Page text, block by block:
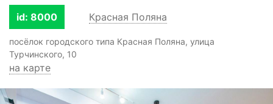
id: 8000 Красная Поляна
посёлок городского типа Красная Поляна, улица
Турчинского, 10
на карте